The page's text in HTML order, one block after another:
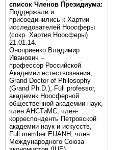
список Членов Президиума:
Поддержали и
присоединились к Хартии
исследователей Ноосферы
(сокр. Хартия Ноосферы)
21.01.14.
Оноприенко Владимир
Иванович –
профессор Российской
Академии естествознания,
Grand Doctor of Philosophy
(Grand Ph.D.), Full professor,
академик Ноосферной
общественной академии наук,
член АНСТиМС, член-
корреспонденть Петровской
академии наук и искусств,
Full member EUANH, член
Международного Союза